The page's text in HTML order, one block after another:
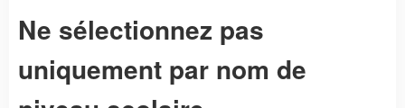
Ne sélectionnez pas
uniquement par nom de